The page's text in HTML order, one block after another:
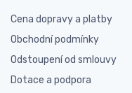
Cena dopravy a platby
Obchodní podmínky
Odstoupení od smlouvy
Dotace a podpora